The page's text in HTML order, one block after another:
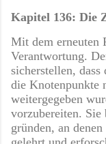
Kapitel 136: Die
Mit dem erneuten
Verantwortung.
sicherstellen, dass
die Knotenpunkte
weitergegeben
vorzubereiten. Sie
gründen, an